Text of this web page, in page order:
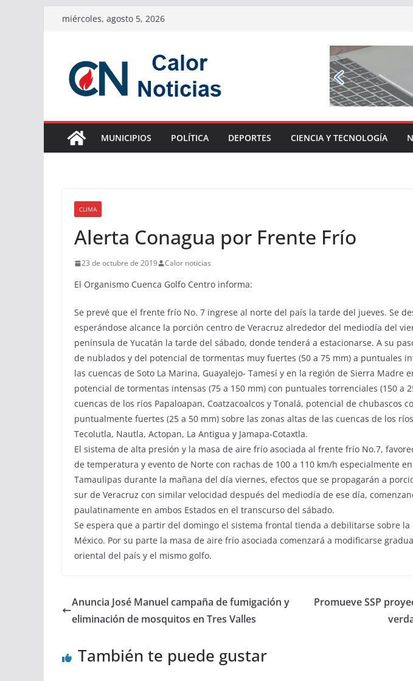
Saltarmiércoles, agosto 5, 2026
MUNICIPIOS POLÍTICA DEPORTES CIENCIA Y TECNOLOGÍA
CLIMA
Alerta Conagua por Frente Frío
23 de octubre de 2019 Calor noticias
El Organismo Cuenca Golfo Centro informa:
Se prevé que el frente frío No. 7 ingrese al norte del país la tarde del jueves. Se
esperándose alcance la porción centro de Veracruz alrededor del mediodía del
península de Yucatán la tarde del sábado, donde tenderá a estacionarse. A su
de nublados y del potencial de tormentas muy fuertes (50 a 75 mm) a puntuales
las cuencas de Soto La Marina, Guayalejo- Tamesí y en la región de Sierra Madre
potencial de tormentas intensas (75 a 150 mm) con puntuales torrenciales (150 a
cuencas de los ríos Papaloapan, Coatzacoalcos y Tonalá, potencial de chubascos
puntualmente fuertes (25 a 50 mm) sobre las zonas altas de las cuencas de los
Tecolutla, Nautla, Actopan, La Antigua y Jamapa-Cotaxtla.
El sistema de alta presión y la masa de aire frío asociada al frente frío No.7,
de temperatura y evento de Norte con rachas de 100 a 110 km/h especialmente
Tamaulipas durante la mañana del día viernes, efectos que se propagarán a
sur de Veracruz con similar velocidad después del mediodía de ese día,
paulatinamente en ambos Estados en el transcurso del sábado.
Se espera que a partir del domingo el sistema frontal tienda a debilitarse sobre
México. Por su parte la masa de aire frío asociada comenzará a modificarse
oriental del país y el mismo golfo.
Anuncia José Manuel campaña de fumigación y
eliminación de mosquitos en Tres Valles
Promueve SSP
También te puede gustar